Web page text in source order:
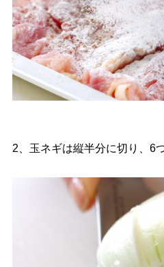
2、玉ネギは縦半分に切り、6